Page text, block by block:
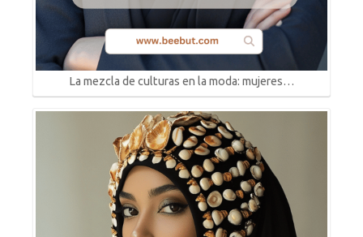
La mezcla de culturas en la moda: mujeres…